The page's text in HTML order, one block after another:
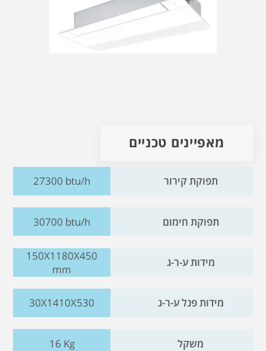
מאפיינים טכניים
תפוקת קירור 27300 btu/h
תפוקת חימום 30700 btu/h
מידות ע-ר-ג
150X1180X450
mm
מידות פנל ע-ר-ג 30X1410X530
משקל 16 Kg